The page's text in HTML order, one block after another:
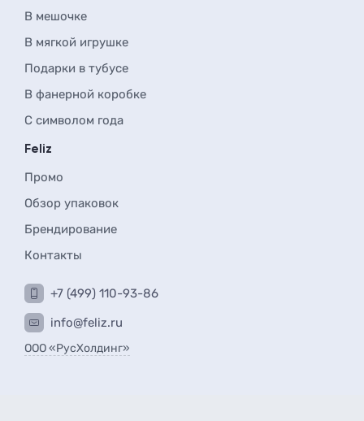
В мешочке
В мягкой игрушке
Подарки в тубусе
В фанерной коробке
С символом года
Feliz
Промо
Обзор упаковок
Брендирование
Контакты
+7 (499) 110-93-86
info@feliz.ru
ООО «РусХолдинг»